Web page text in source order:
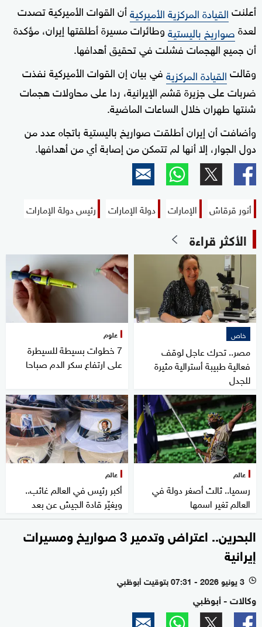
أعلنتالقيادة المركزية الأميركيةأن القوات الأميركية تصدت
لعدةصواريخ باليستيةوطائرات مسيرة أطلقتها إيران، مؤكدة
أن جميع الهجمات فشلت في تحقيق أهدافها.
وقالتالقيادة المركزيةفي بيان إن القوات الأميركية نفذت
ضربات على جزيرة قشم الإيرانية، ردا على محاولات هجمات
شنتها طهران خلال الساعات الماضية.
وأضافت أن إيران أطلقت صواريخ باليستية باتجاه عدد من
دول الجوار، إلا أنها لم تتمكن من إصابة أي من أهدافها.
أنور قرقاش الإمارات دولة الإمارات رئيس دولة الإمارات
الأكثر قراءة
خاص
مصر.. تحرك عاجل لوقف
فعالية طبيبة أسترالية مثيرة
للجدل
علوم
7 خطوات بسيطة للسيطرة
على ارتفاع سكر الدم صباحا
عالم
رسميا.. ثالث أصغر دولة في
العالم تغير اسمها
عالم
أكبر رئيس في العالم غائب..
ويغيّر قادة الجيش عن بعد
البحرين.. اعتراض وتدمير 3 صواريخ ومسيرات
إيرانية
l 3 يونيو 2026 - 07:31 بتوقيت أبوظبي
وكالات - أبوظبي